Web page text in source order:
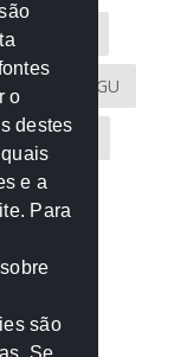
CGU
MPE-MT
PGR
o
destes
e a
Para
são